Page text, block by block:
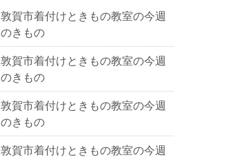
敦賀市着付けときもの教室の今週
のきもの
敦賀市着付けときもの教室の今週
のきもの
敦賀市着付けときもの教室の今週
のきもの
敦賀市着付けときもの教室の今週